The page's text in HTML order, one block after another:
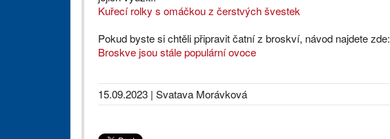
Kuřecí rolky s omáčkou z čerstvých švestek
Pokud byste si chtěli připravit čatní z broskví, návod najdete zde:
Broskve jsou stále populární ovoce
15.09.2023 | Svatava Morávková